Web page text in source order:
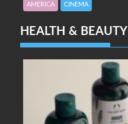
AMERICA CINEMA
HEALTH & BEAUTY